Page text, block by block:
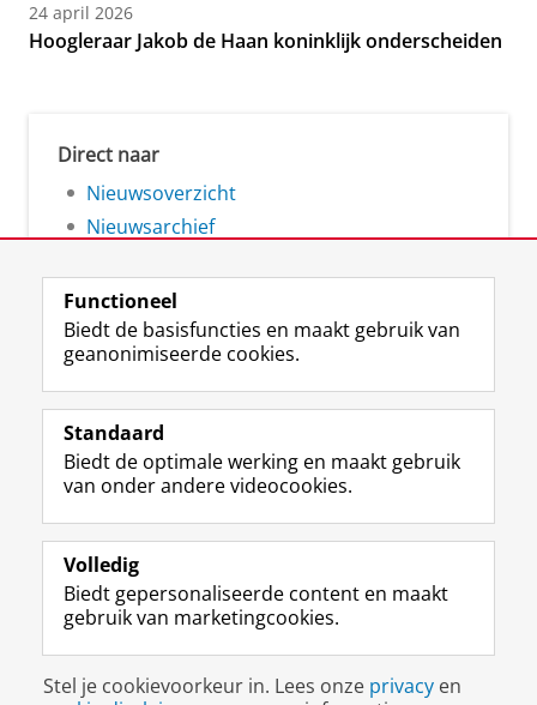
24 april 2026
Hoogleraar Jakob de Haan koninklijk onderscheiden
Direct naar
Nieuwsoverzicht
Nieuwsarchief
Volg de RUG
F
a
e
b
o
p
a
i
n
L
i
k
e
I
-
p
g
i
R
S
-
f
e
R
k
s
I
n
t
r
m
c
c
Y
o
T
e
k
a
a
Studiekiezers
Alumni
Over ons
Disclaimer & Copyright
Inloggen
Functioneel
Biedt de basisfuncties en maakt gebruik van
geanonimiseerde cookies.
Standaard
Biedt de optimale werking en maakt gebruik
van onder andere videocookies.
Volledig
Biedt gepersonaliseerde content en maakt
gebruik van marketingcookies.
Stel je cookievoorkeur in. Lees onze privacy en